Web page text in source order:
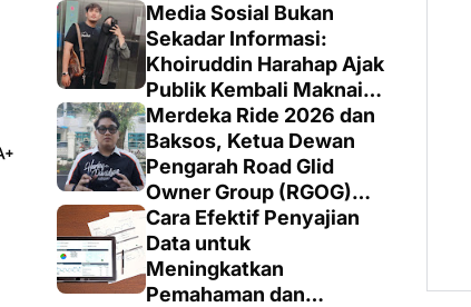
Media Sosial Bukan
Sekadar Informasi:
Khoiruddin Harahap Ajak
Publik Kembali Maknai
Ruang Digital dengan
Totalitas dan Loyalitas
Merdeka Ride 2026 dan
Baksos, Ketua Dewan
Pengarah Road Glid
Owner Group (RGOG)
Boys Indonesia Pusat M.
Irsyad Sebut Persiapan
Dimatangkan
Cara Efektif Penyajian
Data untuk
Meningkatkan
Pemahaman dan